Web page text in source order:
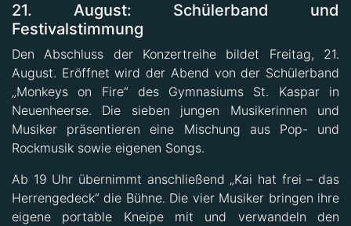
21. August: Schülerband und
Festivalstimmung
Den Abschluss der Konzertreihe bildet Freitag, 21.
August. Eröffnet wird der Abend von der Schülerband
„Monkeys on Fire“ des Gymnasiums St. Kaspar in
Neuenheerse. Die sieben jungen Musikerinnen und
Musiker präsentieren eine Mischung aus Pop- und
Rockmusik sowie eigenen Songs.
Ab 19 Uhr übernimmt anschließend „Kai hat frei – das
Herrengedeck“ die Bühne. Die vier Musiker bringen ihre
eigene portable Kneipe mit und verwandeln den